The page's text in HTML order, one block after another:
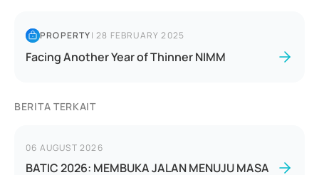
PROPERTY|28 FEBRUARY 2025
Facing Another Year of Thinner NIMM
BERITA TERKAIT
06 AUGUST 2026
BATIC 2026: MEMBUKA JALAN MENUJU MASA